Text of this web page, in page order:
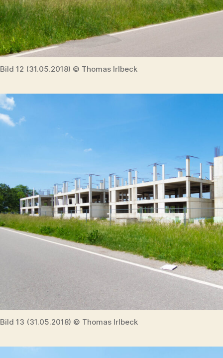
Bild 12 (31.05.2018) © Thomas Irlbeck
Bild 13 (31.05.2018) © Thomas Irlbeck